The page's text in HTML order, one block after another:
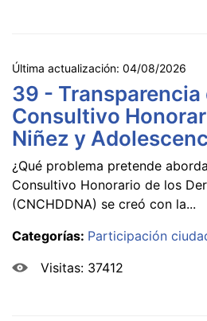
Última actualización: 04/08/2026
39 -
Consultivo
Niñez y
¿Qué problema pretende
Consultivo Honorario de los
(CNCHDDNA) se creó con la...
Categorías: Participación
Visitas: 37412